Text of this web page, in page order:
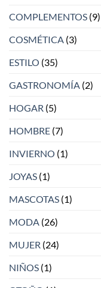
COMPLEMENTOS (9)
COSMÉTICA (3)
ESTILO (35)
GASTRONOMÍA (2)
HOGAR (5)
HOMBRE (7)
INVIERNO (1)
JOYAS (1)
MASCOTAS (1)
MODA (26)
MUJER (24)
NIÑOS (1)